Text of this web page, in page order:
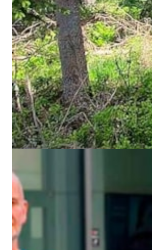
Nivå 3, uke 3
Vi øker innholdet i treningen litt denne
øvelsene vil du kjenne igjen fra de
du skal oppleve fremgang utfordres du
tid eller med nye øvelser.